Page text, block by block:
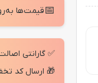
📅قیمت‌ها
✅ گارانتی
🎁 ارسال کد تخفیف